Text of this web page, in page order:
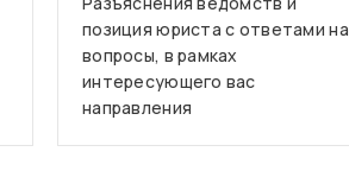
позиция юриста с ответами на
вопросы, в рамках
интересующего вас
направления